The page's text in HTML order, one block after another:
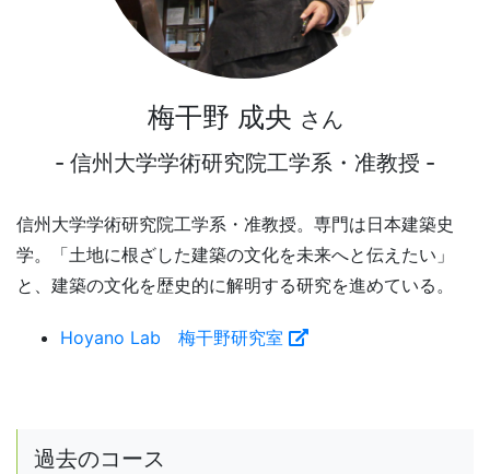
梅干野 成央 さん
- 信州大学学術研究院工学系・准教授 -
信州大学学術研究院工学系・准教授。専門は日本建築史
学。
「土地に根ざした建築の文化を未来へと伝えたい」
と、 建築の文化を歴史的に解明する研究を進めている。
Hoyano Lab 梅干野研究室
過去のコース